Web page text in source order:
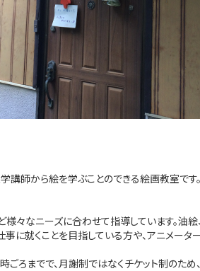
講師から絵を学ぶことのできる絵画教室で
なニーズに合わせて指導しています。油絵
に就くことを目指している方や、アニメー
ろまでで、月謝制ではなくチケット制のた